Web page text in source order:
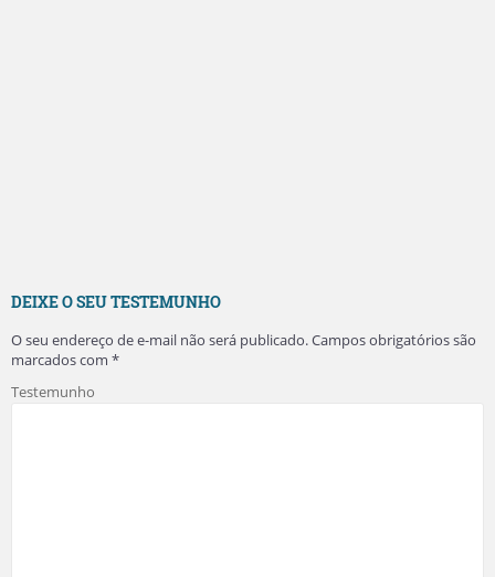
DEIXE O SEU TESTEMUNHO
O seu endereço de e-mail não será publicado.Campos obrigatórios são
marcados com *
Testemunho